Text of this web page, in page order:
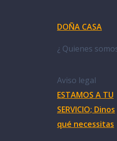
DOÑA CASA
¿ Quienes
Aviso legal
ESTAMOS A TU
SERVICIO; Dinos
qué necessitas